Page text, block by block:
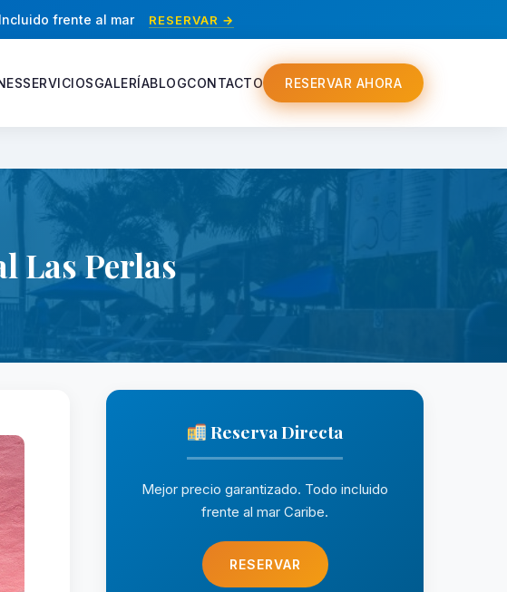
frente al mar RESERVAR →
SERVICIOSGALERÍABLOGCONTACTO RESERVAR AHORA
Las Perlas
Reserva Directa
Mejor precio garantizado. Todo incluido
frente al mar Caribe.
RESERVAR